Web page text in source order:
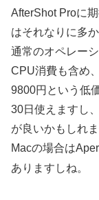
AfterShot Proに
はそれなりに多か
通常のオペレー
CPU消費も含め
9800円という低
30日使えますし
が良いかもしれま
Macの場合は
ありますしね。